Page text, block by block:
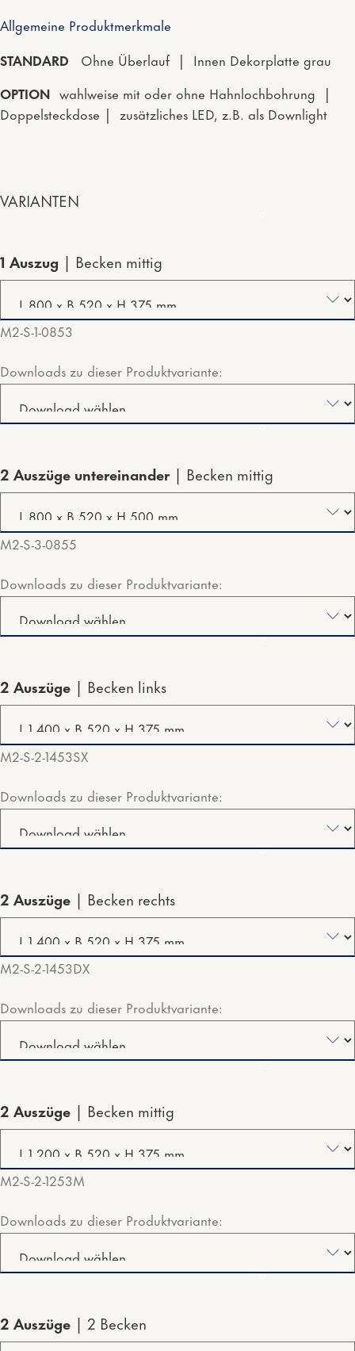
Allgemeine Produktmerkmale
STANDARD Ohne Überlauf | Innen Dekorplatte grau
OPTION wahlweise mit oder ohne Hahnlochbohrung |
Doppelsteckdose | zusätzliches LED, z.B. als Downlight
VARIANTEN
1 Auszug Becken mittig
M2-S-1-0853
Downloads zu dieser Produktvariante:
2 Auszüge untereinander Becken mittig
M2-S-3-0855
Downloads zu dieser Produktvariante:
2 Auszüge Becken links
M2-S-2-1453SX
Downloads zu dieser Produktvariante:
2 Auszüge Becken rechts
M2-S-2-1453DX
Downloads zu dieser Produktvariante:
2 Auszüge Becken mittig
M2-S-2-1253M
Downloads zu dieser Produktvariante:
2 Auszüge 2 Becken